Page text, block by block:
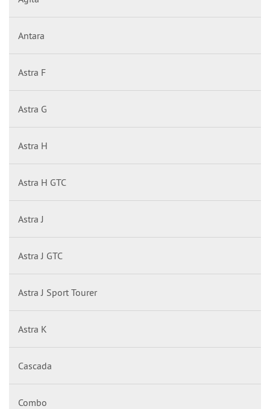
Antara
Astra F
Astra G
Astra H
Astra H GTC
Astra J
Astra J GTC
Astra J Sport Tourer
Astra K
Cascada
Combo